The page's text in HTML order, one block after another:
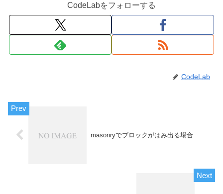
CodeLabをフォローする
CodeLab
masonryでブロックがはみ出る場合